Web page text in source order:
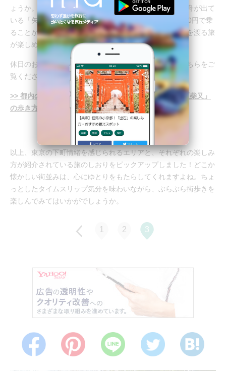
ょうか。千葉県松戸市の矢切と柴又を結ぶレトロな渡し舟が出て
いる「矢切の渡し」は、都内に唯一残る渡し場！片道200円で乗
ることができ、気持ちいい風を感じながらのんびりと川を渡る旅
が楽しめます。
休日のお出かけの参考にしたい柴又の旅のしおりは、こちらをご
覧ください。
>> 都内の穴場スポット！？下町情緒あふれる街「葛飾区柴又」
の歩き方！（ライター：のん）
以上、東京の下町情緒を感じられるエリアと、それぞれの楽しみ
方が紹介されている旅のしおりをピックアップしました！どこか
懐かしい街並みは、心にゆとりをもたらしてくれますよね。ちょ
っとしたタイムスリップ気分を味わいながら、ぶらぶら街歩きを
楽しんでみてはいかがでしょうか。
1 2 3